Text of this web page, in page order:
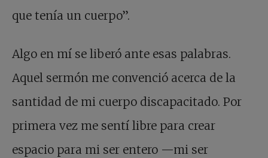
que tenía un cuerpo”.
Algo en mí se liberó ante esas palabras.
Aquel sermón me convenció acerca de la
santidad de mi cuerpo discapacitado. Por
primera vez me sentí libre para crear
espacio para mi ser entero —mi ser